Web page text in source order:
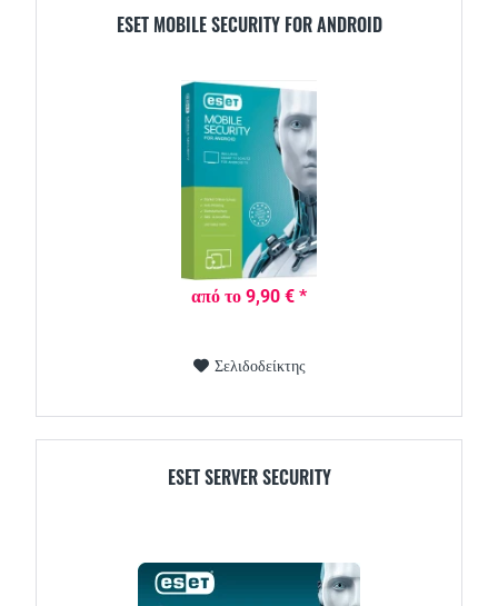
ESET MOBILE SECURITY FOR ANDROID
από το 9,90 € *
Σελιδοδείκτης
ESET SERVER SECURITY